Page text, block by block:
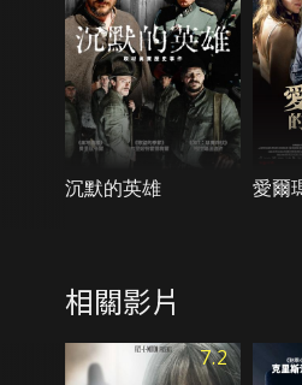
沉默的英雄 愛爾
相關影片
7.2